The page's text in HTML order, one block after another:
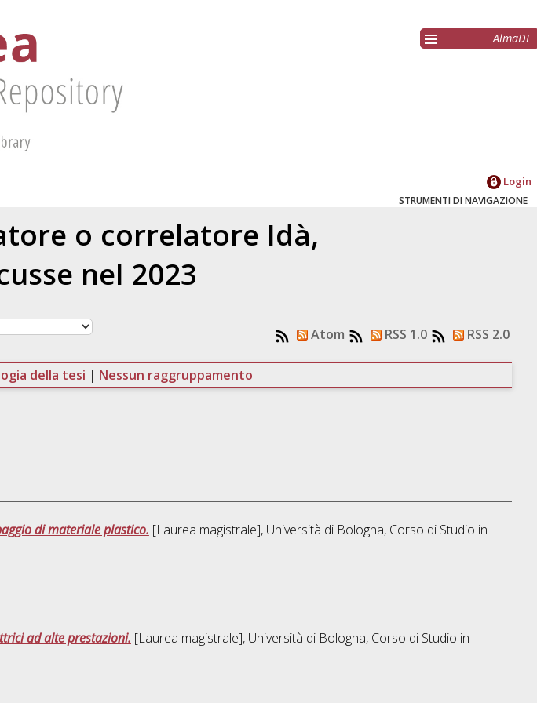
AlmaDL
Login
STRUMENTI DI NAVIGAZIONE
o correlatore Idà,
nel 2023
Atom RSS 1.0 RSS 2.0
della tesi | Nessun raggruppamento
di materiale plastico. [Laurea magistrale], Università di Bologna, Corso di Studio in
ad alte prestazioni. [Laurea magistrale], Università di Bologna, Corso di Studio in